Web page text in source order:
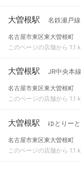
大曽根駅 名鉄瀬戸線
名古屋市東区東大曽根町
このページの店舗から 1.1
大曽根駅 JR中央本
名古屋市東区東大曽根町
このページの店舗から 1.1
大曽根駅 ゆとりー
名古屋市東区東大曽根町
このページの店舗から 1.1